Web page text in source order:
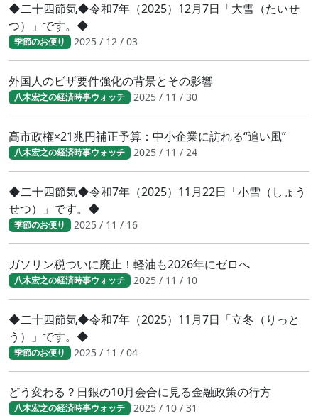
◆二十四節気◆令和7年（2025）12月7日「大雪（たいせ
つ）」です。◆
季節のお便り 2025 / 12 / 03
外国人のビザ要件強化の背景とその影響
八木宏之の経済時事ウォッチ 2025 / 11 / 30
高市政権×21兆円補正予算：中小企業に訪れる“追い風”
八木宏之の経済時事ウォッチ 2025 / 11 / 24
◆二十四節気◆令和7年（2025）11月22日「小雪（しょう
せつ）」です。◆
季節のお便り 2025 / 11 / 16
ガソリン税ついに廃止！軽油も2026年にゼロへ
八木宏之の経済時事ウォッチ 2025 / 11 / 10
◆二十四節気◆令和7年（2025）11月7日「立冬（りっと
う）」です。◆
季節のお便り 2025 / 11 / 04
どう変わる？日銀の10月会合に見る金融政策の行方
八木宏之の経済時事ウォッチ 2025 / 10 / 31